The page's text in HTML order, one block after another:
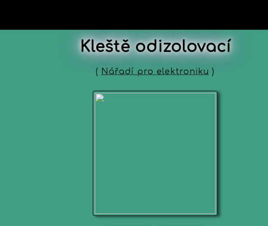
Kleště odizolovací
( Nářadí pro elektroniku )